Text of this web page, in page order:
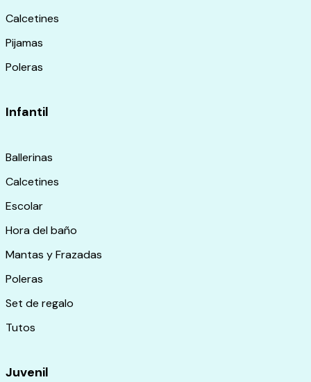
Calcetines
Pijamas
Poleras
Infantil
Ballerinas
Calcetines
Escolar
Hora del baño
Mantas y Frazadas
Poleras
Set de regalo
Tutos
Juvenil